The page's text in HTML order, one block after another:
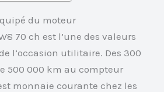
du moteur
70 ch est l’une des valeurs
l’occasion utilitaire. Des 300
500 000 km au compteur
monnaie courante chez les